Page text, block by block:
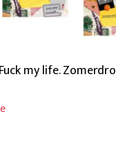
my life.